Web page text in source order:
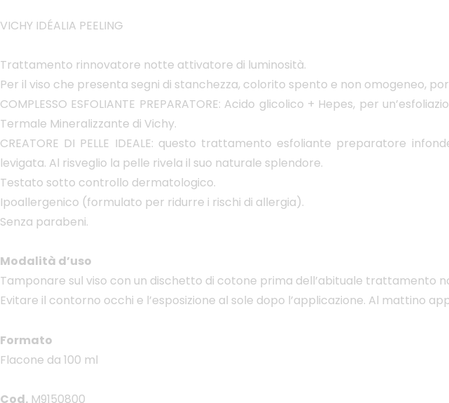
VICHY IDÉALIA PEELING
Trattamento rinnovatore notte attivatore di luminosità.
Per il viso che presenta segni di stanchezza, colorito spento e non omogeneo,
COMPLESSO ESFOLIANTE PREPARATORE: Acido glicolico + Hepes, per
Termale Mineralizzante di Vichy.
CREATORE DI PELLE IDEALE: questo trattamento esfoliante preparatore
levigata. Al risveglio la pelle rivela il suo naturale splendore.
Testato sotto controllo dermatologico.
Ipoallergenico (formulato per ridurre i rischi di allergia).
Senza parabeni.
Modalità d’uso
Tamponare sul viso con un dischetto di cotone prima dell’abituale trattamento
Evitare il contorno occhi e l’esposizione al sole dopo l’applicazione. Al mattino
Formato
Flacone da 100 ml
Cod. M9150800